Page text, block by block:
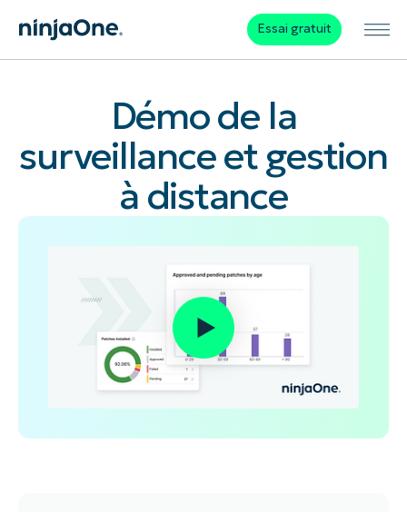
Essai gratuit
Démo de la
surveillance et gestion
à distance
Prénom